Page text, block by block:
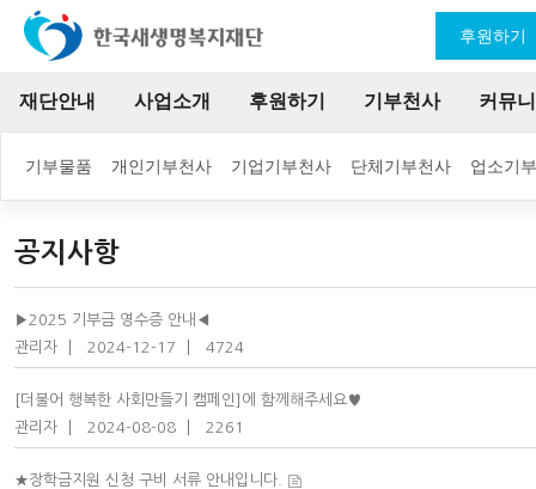
재단안내 사업소개 후원하기 기부천사
기부물품 개인기부천사 기업기부천사 단체기부천사 업소기
커뮤
후원하기
공지사항
▶2025 기부금 영수증 안내◀
관리자
2024-12-17 4724
[더불어 행복한 사회만들기 캠페인]에 함께해주세요♥
관리자
2024-08-08 2261
★장학금지원 신청 구비 서류 안내입니다.